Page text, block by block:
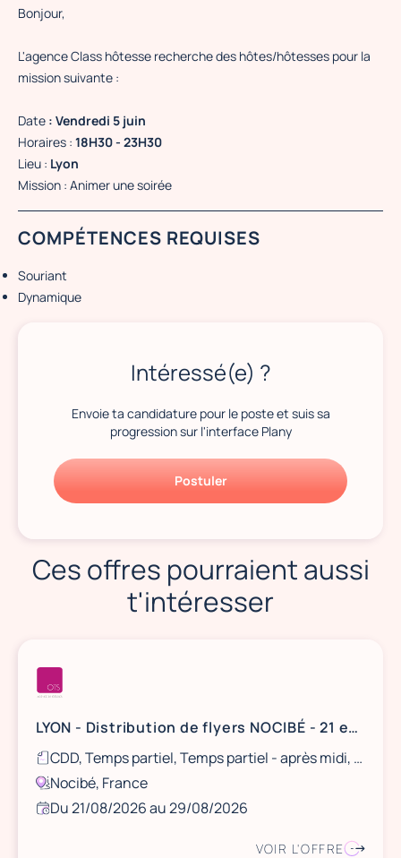
Bonjour,
L'agence Class hôtesse recherche des hôtes/hôtesses pour la
mission suivante :
Date : Vendredi 5 juin
Horaires : 18H30 - 23H30
Lieu : Lyon
Mission : Animer une soirée
COMPÉTENCES REQUISES
Souriant
Dynamique
Intéressé(e) ?
Envoie ta candidature pour le poste et suis sa
progression sur l'interface Plany
Postuler
Ces offres pourraient aussi
t'intéresser
LYON - Distribution de flyers NOCIBÉ - 21 et 22 août / 28 et 29 août
CDD, Temps partiel, Temps partiel - après midi, Ponctuel
Nocibé, France
Du 21/08/2026 au 29/08/2026
VOIR L'OFFRE